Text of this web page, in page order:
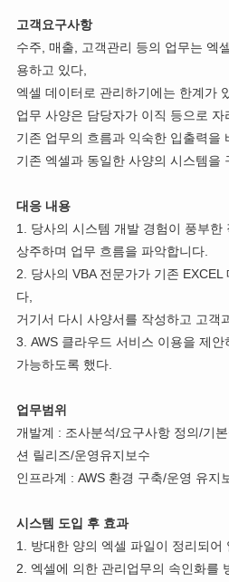
고객요구사항
수주, 매출, 고객관리 등의 업무는 엑
용하고 있다,
엑셀 데이터로 관리하기에는 한계가
업무 사양은 담당자가 이직 등으로 자
기존 업무의 흐름과 익숙한 입출력을
기존 엑셀과 동일한 사양의 시스템을
대응 내용
1. 당사의 시스템 개발 경험이 풍부한
상주하며 업무 흐름을 파악합니다.
2. 당사의 VBA 전문가가 기존 EXCEL
다,
거기서 다시 사양서를 작성하고 고객
3. AWS 클라우드 서비스 이용을 제
가능하도록 했다.
업무범위
개발계 : 조사분석/요구사항 정의/기
션 릴리즈/운영유지보수
인프라계 : AWS 환경 구축/운영 유지
시스템 도입 후 효과
1. 방대한 양의 엑셀 파일이 정리되어
2. 엑셀에 의한 관리업무의 속인화를